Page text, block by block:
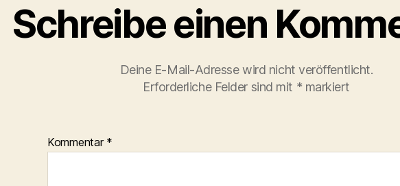
Schreibe einen
Deine E-Mail-Adresse wird nicht veröffentlicht.
Erforderliche Felder sind mit * markiert
Kommentar *